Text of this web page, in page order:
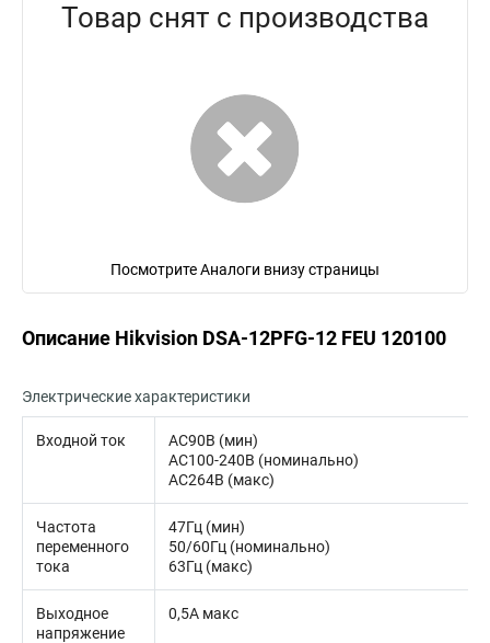
Товар снят с производства
Посмотрите Аналоги внизу страницы
Описание Hikvision DSA-12PFG-12 FEU 120100
Электрические характеристики
Входной ток
АС90В (мин)
АС100-240В (номинально)
АС264В (макс)
Частота
переменного
тока
47Гц (мин)
50/60Гц (номинально)
63Гц (макс)
Выходное
напряжение
0,5А макс